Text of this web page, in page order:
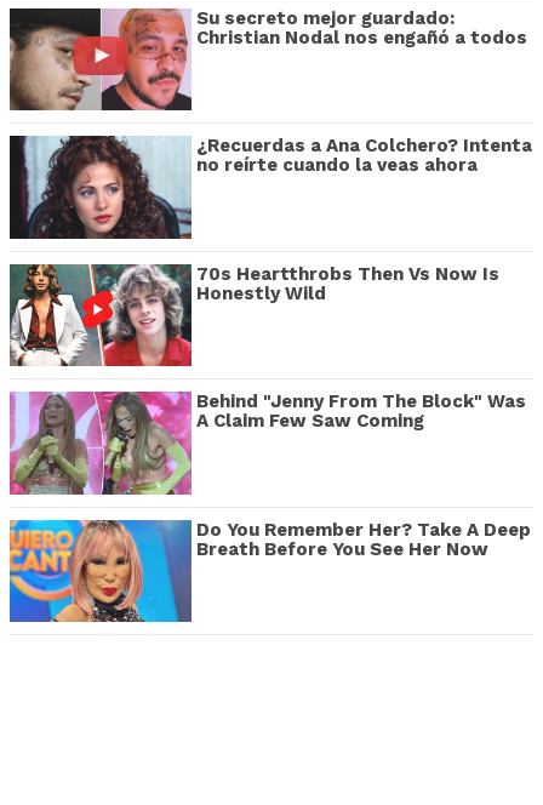
Su secreto mejor guardado:
Christian Nodal nos engañó a todos
¿Recuerdas a Ana Colchero? Intenta
no reírte cuando la veas ahora
70s Heartthrobs Then Vs Now Is
Honestly Wild
Behind "Jenny From The Block" Was
A Claim Few Saw Coming
Do You Remember Her? Take A Deep
Breath Before You See Her Now